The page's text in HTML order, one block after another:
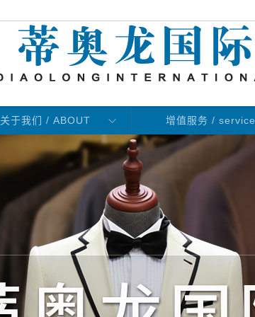
关于我们 / ABOUT 增值服务 / service